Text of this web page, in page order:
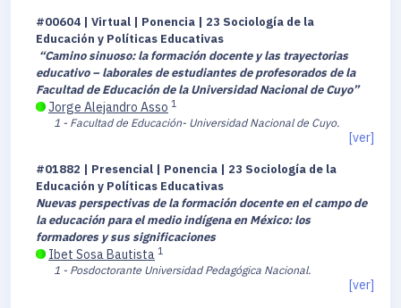
#00604 | Virtual | Ponencia | 23 Sociología de la
Educación y Políticas Educativas
“Camino sinuoso: la formación docente y las trayectorias
educativo – laborales de estudiantes de profesorados de la
Facultad de Educación de la Universidad Nacional de Cuyo”
Jorge Alejandro Asso 1
1 - Facultad de Educación- Universidad Nacional de Cuyo.
[ver]
#01882 | Presencial | Ponencia | 23 Sociología de la
Educación y Políticas Educativas
Nuevas perspectivas de la formación docente en el campo de
la educación para el medio indígena en México: los
formadores y sus significaciones
Ibet Sosa Bautista 1
1 - Posdoctorante Universidad Pedagógica Nacional.
[ver]